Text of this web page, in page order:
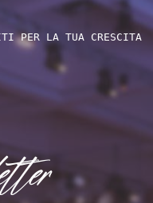
PER LA TUA CRESCITA